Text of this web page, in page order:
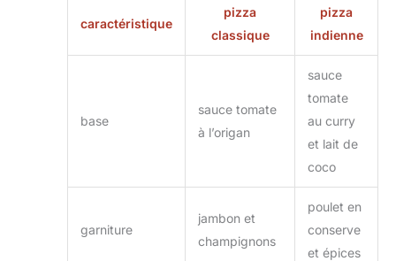
caractéristique
pizza
classique
pizza
indienne
base
sauce tomate
à l’origan
sauce
tomate
au curry
et lait de
coco
garniture
jambon et
champignons
poulet en
conserve
et épices